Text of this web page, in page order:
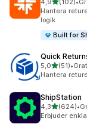
4,9 (102)
102 •
Hantera
logik
Built for
Quick
5,0av 5(51)
51 •
Hantera
ShipStation
4,3av 5(624)
624 •
Erbjuder